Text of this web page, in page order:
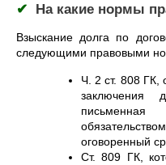
✔ На какие нормы
Взыскание долга по
следующими правовыми
Ч. 2 ст. 808 ГК,
заключения
оговоренный
Ст. 809 ГК,